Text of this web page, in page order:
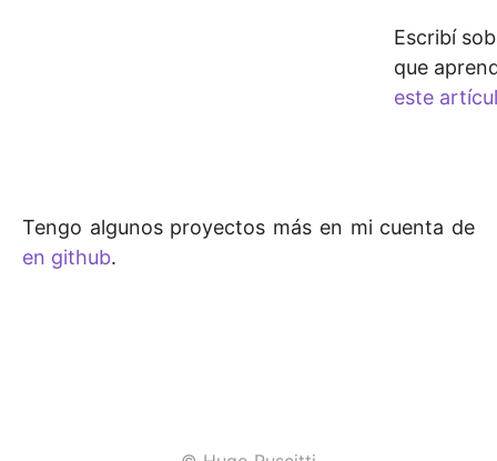
Escribí
que
este
Tengo algunos proyectos más en mi cuenta de
en github.